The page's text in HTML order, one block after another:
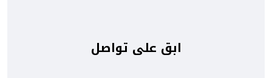
ابق على تواصل